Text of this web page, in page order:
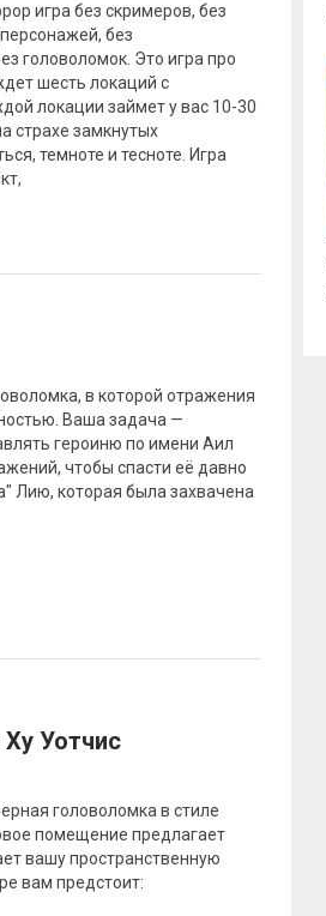
игра без скримеров, без
без
головоломок. Это игра про
шесть локаций с
локации займет у вас 10-30
страхе замкнутых
темноте и тесноте. Игра
в которой отражения
Ваша задача —
героиню по имени Аил
чтобы спасти её давно
Лию, которая была захвачена
Уотчис
головоломка в стиле
помещение предлагает
вашу пространственную
вам предстоит: